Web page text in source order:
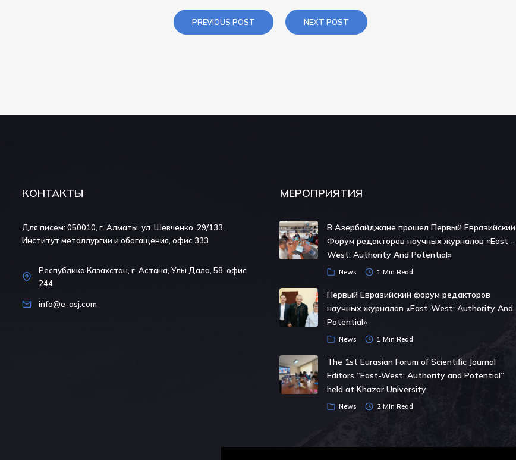
PREVIOUS POST NEXT POST
КОНТАКТЫ
Для писем: 050010, г. Алматы, ул. Шевченко, 29/133,
Институт металлургии и обогащения, офис 333
Республика Казахстан, г. Астана, Улы Дала, 58, офис
244
info@e-asj.com
МЕРОПРИЯТИЯ
В Азербайджане прошел Первый Евразийский
Форум редакторов научных журналов «East –
West: Authority And Potential»
News 1 Min Read
Первый Евразийский форум редакторов
научных журналов «East-West: Authority And
Potential»
News 1 Min Read
The 1st Eurasian Forum of Scientific Journal
Editors “East-West: Authority and Potential”
held at Khazar University
News 2 Min Read